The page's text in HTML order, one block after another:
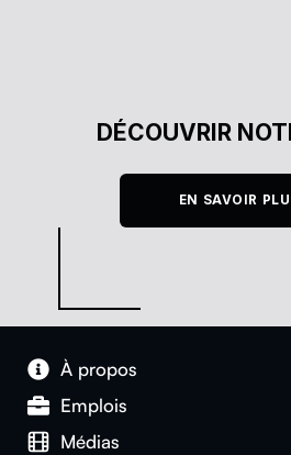
DÉCOUVRIR
EN SAVOIR
À pro­pos
Emplois
Médias